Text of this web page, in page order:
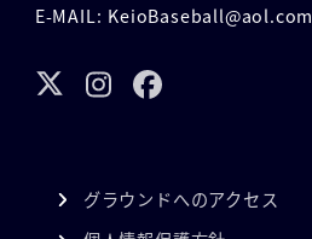
E-MAIL: KeioBaseball@aol.com
グラウンドへのアクセス